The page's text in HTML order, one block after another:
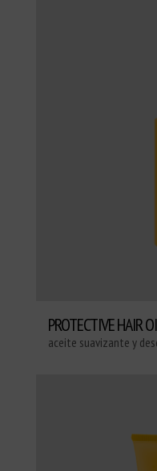
PROTECTIVE HAIR
aceite suavizante y